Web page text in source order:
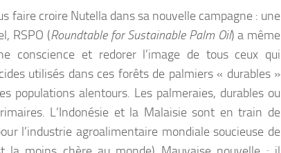
faire croire Nutella dans sa nouvelle campagne : une
RSPO (Roundtable for Sustainable Palm Oil) a même
conscience et redorer l’image de tous ceux qui
utilisés dans ces forêts de palmiers « durables »
populations alentours. Les palmeraies, durables ou
L’Indonésie et la Malaisie sont en train de
l’industrie agroalimentaire mondiale soucieuse de